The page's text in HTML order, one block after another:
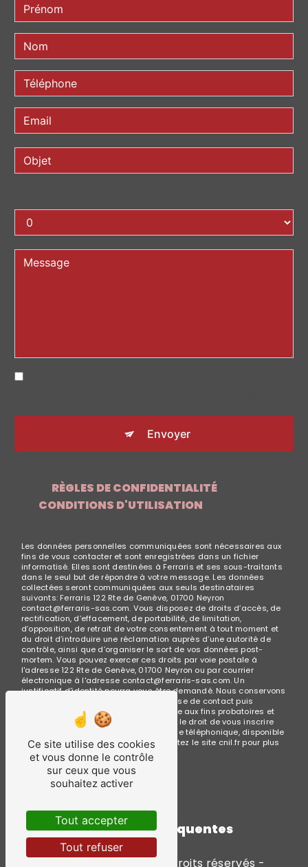
Envoyer
RÈGLES DE CONFIDENTIALITÉET LES
CONDITIONS D'UTILISATION
Les données personnelles communiquées sont nécessaires aux
fins de vous contacter et sont enregistrées dans un fichier
informatisé. Elles sont destinées à Ferraris et ses sous-traitants
dans le seul but de répondre à votre message. Les données
collectées seront communiquées aux seuls destinataires
suivants: Ferraris 122 Rte de Genève, 01700 Neyron
contact@ferraris-sas.com. Vous disposez de droits d’accès, de
rectification, d’effacement, de portabilité, de limitation,
d’opposition, de retrait de votre consentement à tout moment et
du droit d’introduire une réclamation auprès d’une autorité de
contrôle, ainsi que d’organiser le sort de vos données post-
mortem. Vous pouvez exercer ces droits par voie postale à
l'adresse 122 Rte de Genève, 01700 Neyron ou par courrier
électronique à l'adresse contact@ferraris-sas.com. Un
justificatif d'identité pourra vous être demandé. Nous conservons
vos données pendant la période de prise de contact puis
pendant la durée de prescription légale aux fins probatoires et
de gestion des contentieux. Vous avez le droit de vous inscrire
sur la liste d'opposition au démarchage téléphonique, disponible
à cette adresse:Bloctel.gouv.fr. Consultez le site cnil.fr pour plus
d’informations sur vos droits.
Recherches fréquentes
- 2026 - Tous droits réservés -
Ce site utilise des cookies
et vous donne le contrôle
sur ceux que vous
souhaitez activer
Tout accepter
Tout refuser